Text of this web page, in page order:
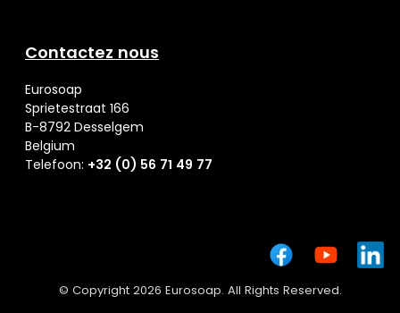
Contactez nous
Eurosoap
Sprietestraat 166
B-8792 Desselgem
Belgium
Telefoon: +32 (0) 56 71 49 77
© Copyright 2026 Eurosoap. All Rights Reserved.